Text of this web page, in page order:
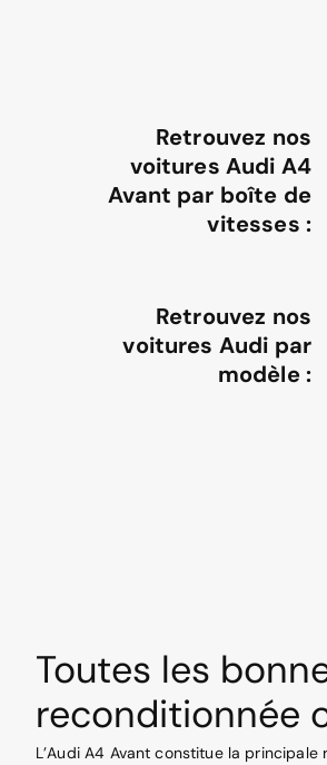
Retrouvez nos
voitures Audi A4
Avant par boîte de
vitesses :
Retrouvez nos
voitures Audi par
modèle :
Toutes les
reconditionnée
L’Audi A4 Avant constitue la